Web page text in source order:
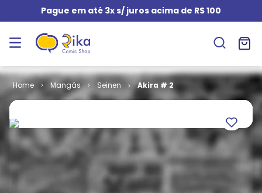
Pague em até 3x s/ juros acima de R$ 100
Mangás Seinen Akira # 2